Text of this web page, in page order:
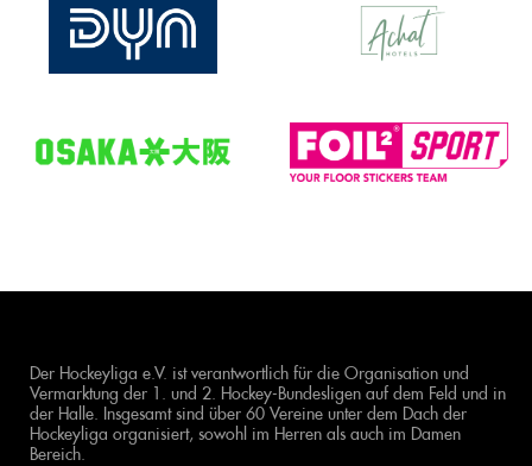
Der Hockeyliga e.V. ist verantwortlich für die Organisation und
Vermarktung der 1. und 2. Hockey-Bundesligen auf dem Feld und in
der Halle. Insgesamt sind über 60 Vereine unter dem Dach der
Hockeyliga organisiert, sowohl im Herren als auch im Damen
Bereich.